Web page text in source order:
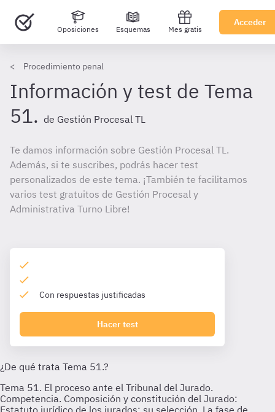
Oposiciones Esquemas Mes gratis
Acceder
Procedimiento penal
Información y test de Tema
51. de Gestión Procesal TL
Te damos información sobre Gestión Procesal TL.
Además, si te suscribes, podrás hacer test
personalizados de este tema. ¡También te facilitamos
varios test gratuitos de Gestión Procesal y
Administrativa Turno Libre!
Con respuestas justificadas
Hacer test